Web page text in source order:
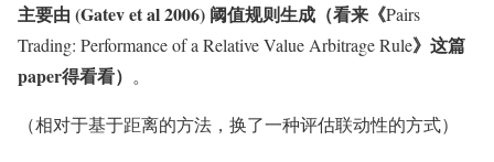
主要由 (Gatev et al 2006) 阈值规则生成（看来《Pairs
Trading: Performance of a Relative Value Arbitrage Rule》这篇
paper得看看） 。
（相对于基于距离的方法，换了一种评估联动性的方式）